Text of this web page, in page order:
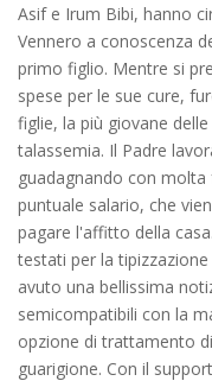
Asif e Irum Bibi, hanno
Vennero a conoscenza
primo figlio. Mentre si
spese per le sue cure,
figlie, la più giovane
talassemia. Il Padre
guadagnando con
puntuale salario, che
pagare l'affitto della
testati per la
avuto una bellissima
semicompatibili con la
opzione di trattamento
guarigione. Con il